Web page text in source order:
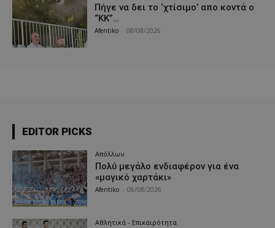
Πήγε να δει το ‘χτίσιμο’ απο κοντά ο
“ΚΚ”…
Afentiko 08/08/2026
EDITOR PICKS
Απόλλων
Πολύ μεγάλο ενδιαφέρον για ένα
«μαγικό χαρτάκι»
Afentiko 06/08/2026
Αθλητικά - Επικαιρότητα